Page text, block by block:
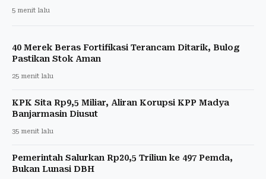
5 menit lalu
40 Merek Beras Fortifikasi Terancam Ditarik, Bulog
Pastikan Stok Aman
25 menit lalu
KPK Sita Rp9,5 Miliar, Aliran Korupsi KPP Madya
Banjarmasin Diusut
35 menit lalu
Pemerintah Salurkan Rp20,5 Triliun ke 497 Pemda,
Bukan Lunasi DBH